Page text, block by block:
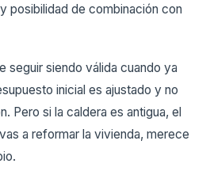
posibilidad de combinación con
seguir siendo válida cuando ya
inicial es ajustado y no
Pero si la caldera es antigua, el
a reformar la vivienda, merece